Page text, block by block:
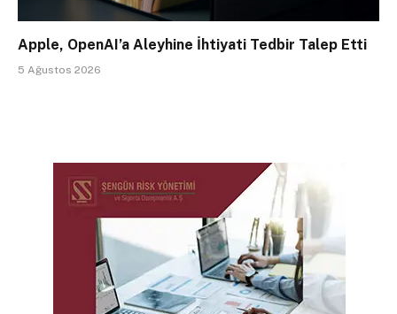
Apple, OpenAI’a Aleyhine İhtiyati Tedbir Talep Etti
5 Ağustos 2026